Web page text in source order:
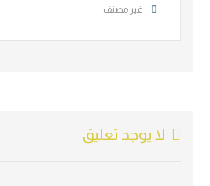
غير مصنف
لا يوجد تعليق